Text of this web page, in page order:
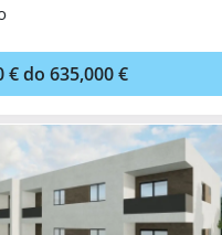
€ do 635,000 €